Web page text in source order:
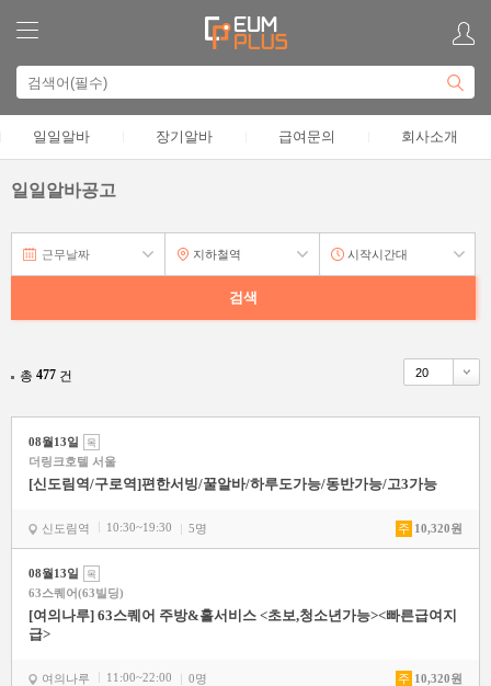
일일알바 장기알바 급여문의 회사소개
일일알바공고
총 477 건
08월13일 목
더링크호텔 서울
[신도림역/구로역]편한서빙/꿀알바/하루도가능/동반가능/고3가능
신도림역 10:30~19:30 5명 주 10,320원
08월13일 목
63스퀘어(63빌딩)
[여의나루] 63스퀘어 주방&홀서비스 <초보,청소년가능><빠른급여지
급>
여의나루 11:00~22:00 0명 주 10,320원